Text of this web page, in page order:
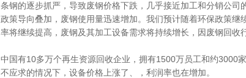
条钢的逐步抓严，导致废钢价格下跌，几乎接近加工和分销公
政策导向叠加，废钢使用量迅速增加。我们预计随着环保政策
率将继续提高，废钢及其加工设备需求将持续增长，因废钢回收
中国有10多万个再生资源回收企业，拥有1500万员工和约3000
不应求的情况下，设备价格上涨了、，利润率也在增加。